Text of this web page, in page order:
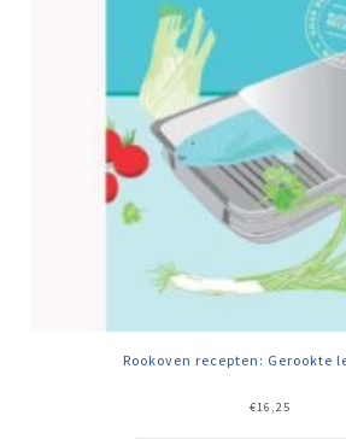
Rookoven recepten: Gerookte
€16,25